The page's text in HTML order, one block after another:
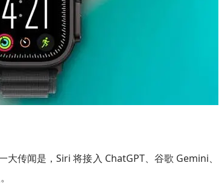
大传闻是，Siri 将接入 ChatGPT、谷歌 Gemini、